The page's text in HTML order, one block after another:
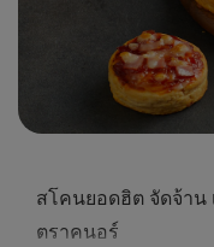
สโคนยอดฮิต จัดจ้า
ตราคนอร์